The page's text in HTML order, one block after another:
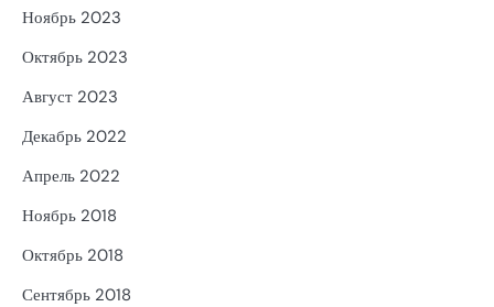
Ноябрь 2023
Октябрь 2023
Август 2023
Декабрь 2022
Апрель 2022
Ноябрь 2018
Октябрь 2018
Сентябрь 2018